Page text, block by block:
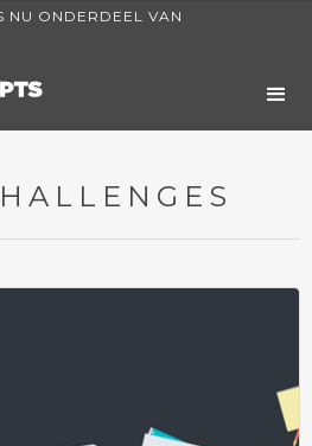
NU ONDERDEEL VAN